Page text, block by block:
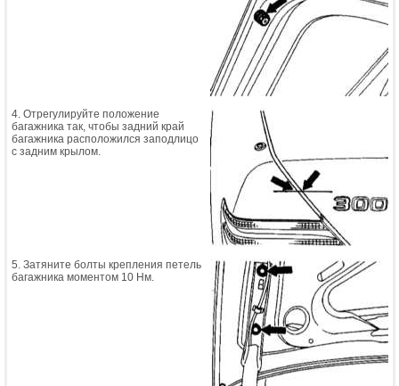
4. Отрегулируйте положение
багажника так, чтобы задний край
багажника расположился заподлицо
с задним крылом.
5. Затяните болты крепления петель
багажника моментом 10 Нм.